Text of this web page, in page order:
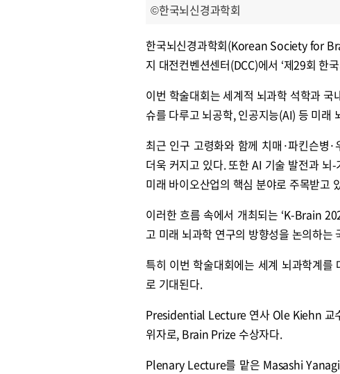
©한국뇌신경과학회
한국뇌신경과학회(Korean Society for
지 대전컨벤션센터(DCC)에서 ‘제29회 한
이번 학술대회는 세계적 뇌과학 석학과
슈를 다루고 뇌공학, 인공지능(AI) 등 미래
최근 인구 고령화와 함께 치매·파킨슨병
더욱 커지고 있다. 또한 AI 기술 발전과 뇌
미래 바이오산업의 핵심 분야로 주목받고
이러한 흐름 속에서 개최되는 ‘K-Brain
고 미래 뇌과학 연구의 방향성을 논의하는
특히 이번 학술대회에는 세계 뇌과학계
로 기대된다.
Presidential Lecture 연사 Ole Kiehn 교
위자로, Brain Prize 수상자다.
Plenary Lecture를 맡은 Masashi